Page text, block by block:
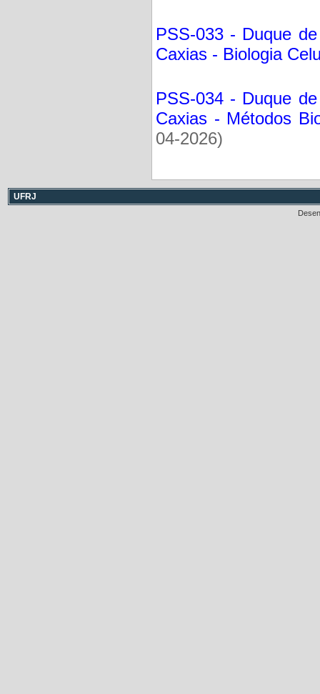
PSS-033 - Duque
Caxias - Biologia
PSS-034 - Duque
Caxias - Métodos
04-2026)
UFRJ